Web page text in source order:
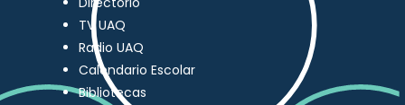
TV UAQ
Radio UAQ
Calendario Escolar
Bibliotecas